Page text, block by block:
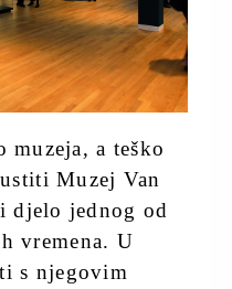
muzeja, a teško
Muzej Van
djelo jednog od
vremena. U
s njegovim